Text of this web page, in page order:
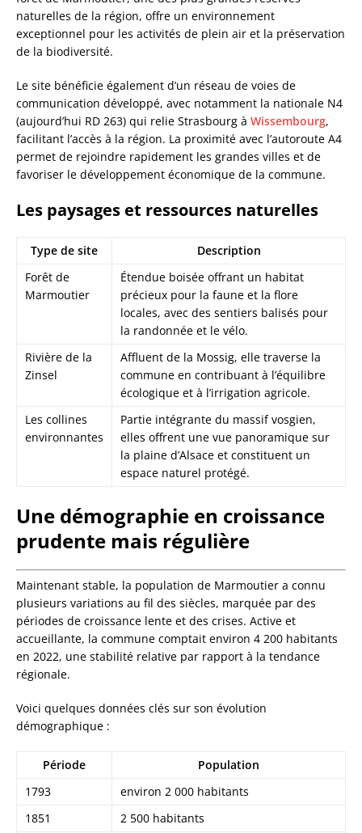
naturelles de la région, offre un environnement
exceptionnel pour les activités de plein air et la préservation
de la biodiversité.
Le site bénéficie également d’un réseau de voies de
communication développé, avec notamment la nationale N4
(aujourd’hui RD 263) qui relie Strasbourg à Wissembourg,
facilitant l’accès à la région. La proximité avec l’autoroute A4
permet de rejoindre rapidement les grandes villes et de
favoriser le développement économique de la commune.
Les paysages et ressources naturelles
Type de site
Description
Forêt de
Marmoutier
Étendue boisée offrant un habitat
précieux pour la faune et la flore
locales, avec des sentiers balisés pour
la randonnée et le vélo.
Rivière de la
Zinsel
Affluent de la Mossig, elle traverse la
commune en contribuant à l’équilibre
écologique et à l’irrigation agricole.
Les collines
environnantes
Partie intégrante du massif vosgien,
elles offrent une vue panoramique sur
la plaine d’Alsace et constituent un
espace naturel protégé.
Une démographie en croissance
prudente mais régulière
Maintenant stable, la population de Marmoutier a connu
plusieurs variations au fil des siècles, marquée par des
périodes de croissance lente et des crises. Active et
accueillante, la commune comptait environ 4 200 habitants
en 2022, une stabilité relative par rapport à la tendance
régionale.
Voici quelques données clés sur son évolution
démographique :
Période
Population
1793
environ 2 000 habitants
1851
2 500 habitants